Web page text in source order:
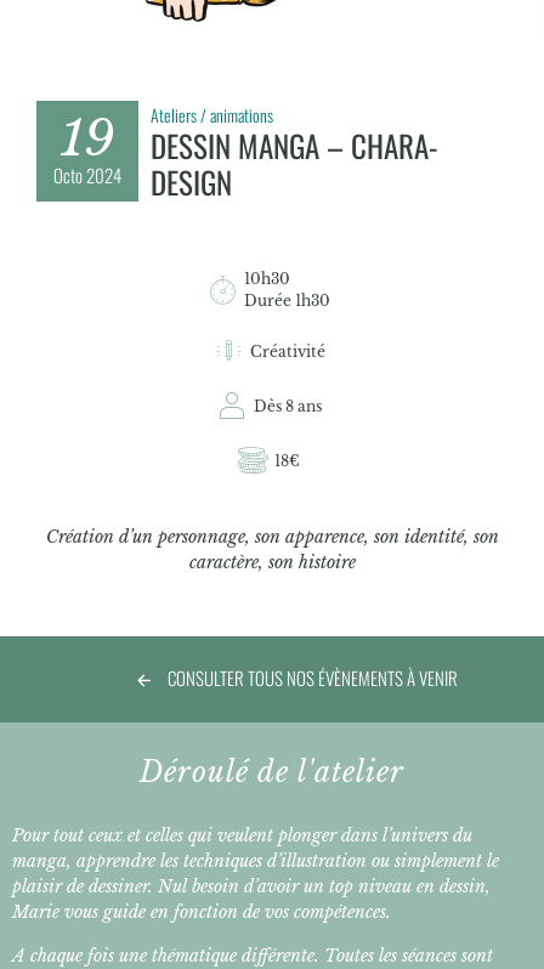
19
Octo2024
Ateliers / animations
DESSIN MANGA – CHARA-
DESIGN
10h30
Durée 1h30
Créativité
Dès 8 ans
18€
Création d’un personnage, son apparence, son identité, son
caractère, son histoire
CONSULTER TOUS NOS ÉVÈNEMENTS À VENIR
Déroulé de l'atelier
Pour tout ceux et celles qui veulent plonger dans l’univers du
manga, apprendre les techniques d’illustration ou simplement le
plaisir de dessiner. Nul besoin d’avoir un top niveau en dessin,
Marie vous guide en fonction de vos compétences.
A chaque fois une thématique différente. Toutes les séances sont